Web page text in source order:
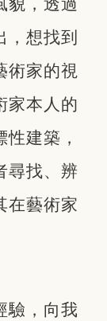
貌，透過
，想找到
術家的視
家本人的
建築，
尋找、辨
在藝術家
驗，向我